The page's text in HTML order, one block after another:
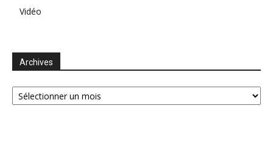
Vidéo
Archives
Archives